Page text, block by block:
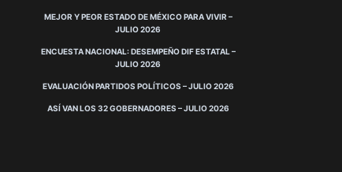
MEJOR Y PEOR ESTADO DE MÉXICO PARA VIVIR –
JULIO 2026
ENCUESTA NACIONAL: DESEMPEÑO DIF ESTATAL –
JULIO 2026
EVALUACIÓN PARTIDOS POLÍTICOS – JULIO 2026
ASÍ VAN LOS 32 GOBERNADORES – JULIO 2026